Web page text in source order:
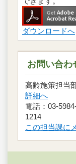
ダウンロードへ
お問い合わ
高齢施策担
詳細へ
電話：03-
1214
この担当課に